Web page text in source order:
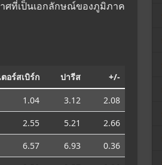
ศที่เป็นเอกลักษณ์ของภูมิภาค
อร์สเบิร์ก ปารีส +/-
1.04 3.12
2.08
2.55 5.21
2.66
6.57 6.93
0.36